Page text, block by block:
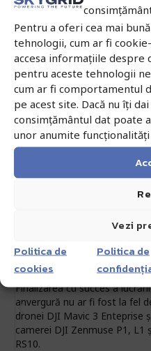
Pentru a oferi cea mai
tehnologii, cum ar fi
accesa informațiile despre
pentru aceste tehnologii
cum ar fi comportamentul
pe acest site. Dacă nu îți
consimțământul dat poate
unor anumite funcționalități
Vezi
Politica de
cookies
Politica de
durează în mod normal
efectua intervenția.
Beneficiați de livrare
sau înlocuit.
General
 
Finalizarea cu succes a
anvergură nu ar fi fost la fel
dronei DJI Mavic 3 Enteprise
camerei DJI Zenmuse P1, L1
RS10.